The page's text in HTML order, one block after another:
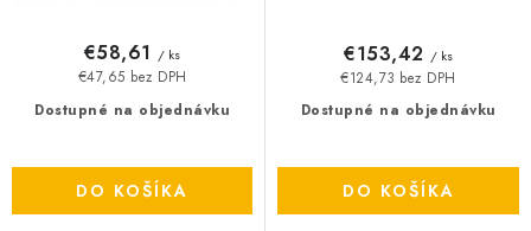
VÝPREDAJ
Obchodné podmienky
Ochrana osobných údajov
Dostupné na objednávku
€47,65 bez DPH
€58,61 / ks
DO KOŠÍKA
Dostupné na objednávku
€124,73 bez DPH
€153,42 / ks
DO KOŠÍKA